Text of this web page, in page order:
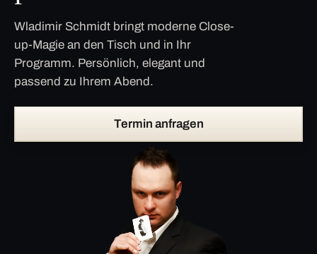
Wladimir Schmidt bringt moderne Close-
up-Magie an den Tisch und in Ihr
Programm. Persönlich, elegant und
passend zu Ihrem Abend.
Termin anfragen